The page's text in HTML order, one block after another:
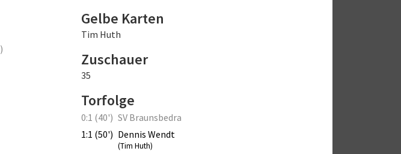
)
Gelbe Karten
Tim Huth
Zuschauer
35
Torfolge
0:1 (40') SV Braunsbedra
1:1 (50') Dennis Wendt
(Tim Huth)